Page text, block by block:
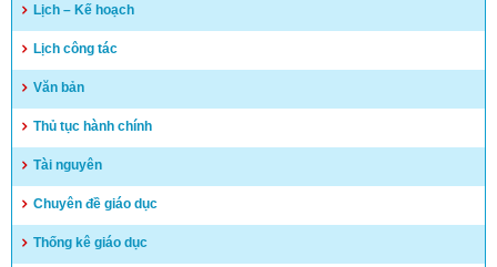
(04/05/2023)
Lịch – Kế hoạch
Lịch công tác
Văn bản
Thủ tục hành chính
Tài nguyên
Chuyên đề giáo dục
Thống kê giáo dục